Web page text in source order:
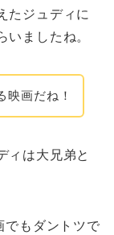
たジュディに
いましたね。
映画だね！
ィは大兄弟と
でもダントツで